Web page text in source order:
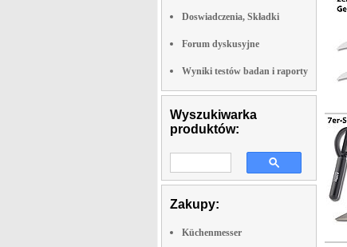
Doswiadczenia, Składki
Forum dyskusyjne
Wyniki testów badan i raporty
Wyszukiwarka
produktów:
Zakupy:
Küchenmesser